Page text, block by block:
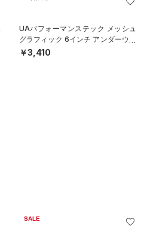
UAパフォーマンステック メッシュ
グラフィック 6インチ アンダーウェ
ア（トレーニング/MEN）
￥3,410
SALE